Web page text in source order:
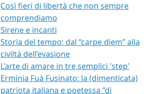
Così fieri di libertà che non sempre
comprendiamo
Sirene e incanti
Storia del tempo: dal “carpe diem” alla
civiltà dell’evasione
L’arte di amare in tre semplici 'step'
Erminia Fuà Fusinato: la (dimenticata)
patriota italiana e poetessa “di